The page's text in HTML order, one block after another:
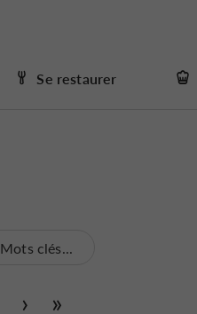
Se restaurer
Mots clés...